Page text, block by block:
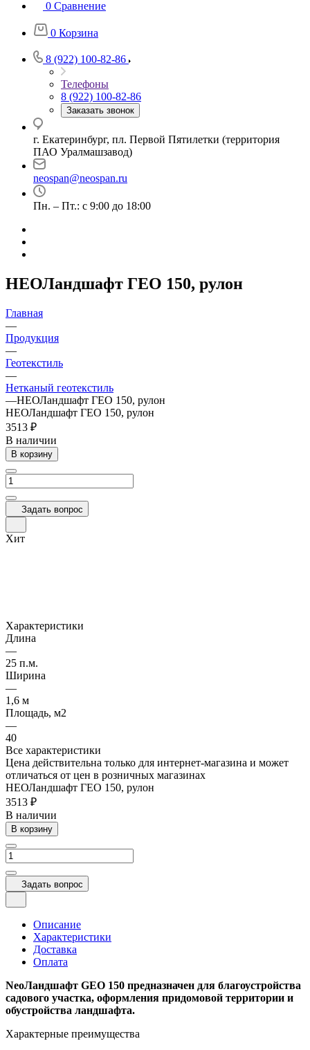
0 Сравнение
0 Корзина
8 (922) 100-82-86
Телефоны
8 (922) 100-82-86
Заказать звонок
г. Екатеринбург, пл. Первой Пятилетки (территория
ПАО Уралмашзавод)
neospan@neospan.ru
Пн. – Пт.: с 9:00 до 18:00
НЕОЛандшафт ГЕО 150, рулон
Главная
—
Продукция
—
Геотекстиль
—
Нетканый геотекстиль
—НЕОЛандшафт ГЕО 150, рулон
НЕОЛандшафт ГЕО 150, рулон
3513 ₽
В наличии
В корзину
Задать вопрос
Хит
Характеристики
Длина
—
25 п.м.
Ширина
—
1,6 м
Площадь, м2
—
40
Все характеристики
Цена действительна только для интернет-магазина и может
отличаться от цен в розничных магазинах
НЕОЛандшафт ГЕО 150, рулон
3513 ₽
В наличии
В корзину
Задать вопрос
Описание
Характеристики
Доставка
Оплата
NeoЛандшафт GEO 150 предназначен для благоустройства
садового участка, оформления придомовой территории и
обустройства ландшафта.
Характерные преимущества